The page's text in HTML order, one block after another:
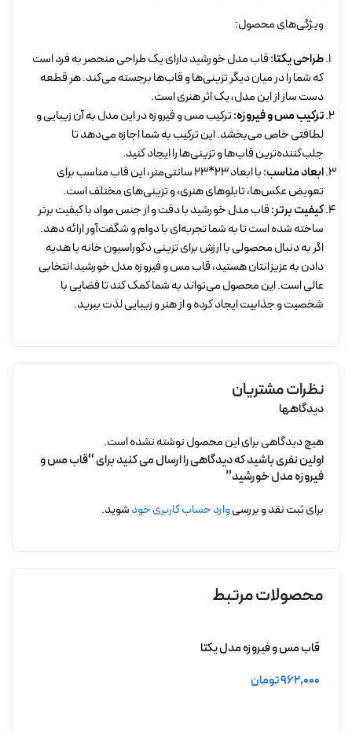
ویژگی‌های محصول:
طراحی یکتا:قاب مدل خورشید دارای یک طراحی منحصر به فرد است
که شما را در میان دیگر تزینی‌ها و قاب‌ها برجسته می‌کند. هر قطعه
دست ساز از این مدل، یک اثر هنری است.
ترکیب مس و فیروزه:ترکیب مس و فیروزه در این مدل به آن زیبایی و
لطافتی خاص می‌بخشد. این ترکیب به شما اجازه می‌دهد تا
جلب‌کننده‌ترین قاب‌ها و تزینی‌ها را ایجاد کنید.
ابعاد مناسب:
با ابعاد 23*23 سانتی‌متر، این قاب مناسب برای
تعویض عکس‌ها، تابلوهای هنری، و تزینی‌های مختلف است.
کیفیت برتر:قاب مدل خورشید با دقت و از جنس مواد با کیفیت برتر
ساخته شده است تا به شما تجربه‌ای با دوام و شگفت‌آور ارائه دهد.
اگر به دنبال محصولی با ارزش برای تزینی دکوراسیون خانه یا هدیه
دادن به عزیزانتان هستید، قاب مس و فیروزه مدل خورشید انتخابی
عالی است. این محصول می‌تواند به شما کمک کند تا فضایی با
شخصیت و جذابیت ایجاد کرده و از هنر و زیبایی لذت ببرید.
نظرات مشتریان
دیدگاهها
هیچ دیدگاهی برای این محصول نوشته نشده است.
اولین نفری باشید که دیدگاهی را ارسال می کنید برای “قاب مس و
فیروزه مدل خورشید”
برای ثبت نقد و بررسیوارد حساب کاربری خودشوید.
محصولات مرتبط
قاب مس و فیروزه مدل یکتا
962,000تومان